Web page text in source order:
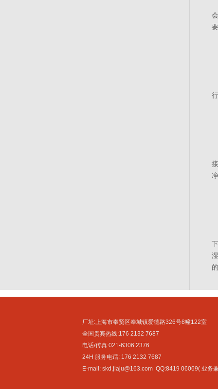
厂址:上海市奉贤区奉城镇爱德路326号8幢122室
全国贵宾热线:176 2132 7687
电话/传真:021-6306 2376
24H 服务电话: 176 2132 7687
E-mail: skd.jiaju@163.com QQ:8419 06069( 业务